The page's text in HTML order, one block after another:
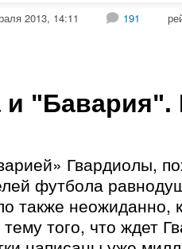
2013, 14:11 191
и
Гвардиолы,
футбола
также неожиданно,
того, что ждет